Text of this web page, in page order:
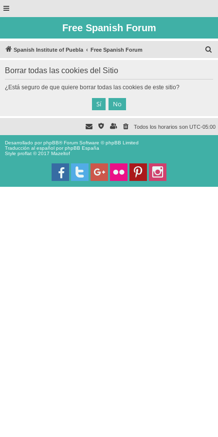
Free Spanish Forum
Spanish Institute of Puebla Free Spanish Forum
Borrar todas las cookies del Sitio
¿Está seguro de que quiere borrar todas las cookies de este sitio?
Todos los horarios son UTC-05:00
Desarrollado porphpBB® Forum Software © phpBB Limited
Traducción al español porphpBB España
Style proflat © 2017 Mazeltof